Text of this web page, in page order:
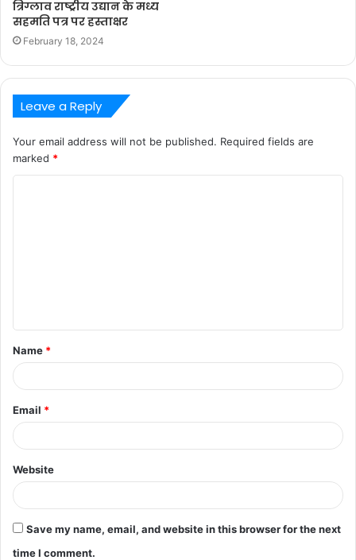
त्रिग्लाव राष्ट्रीय उद्यान के मध्य
सहमति पत्र पर हस्ताक्षर
February 18, 2024
Leave a Reply
Your email address will not be published. Required fields are
marked *
t
*
Name *
Email *
Website
Save my name, email, and website in this browser for the next
time I comment.